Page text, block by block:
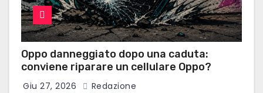
Oppo danneggiato dopo una caduta:
conviene riparare un cellulare Oppo?
Giu 27, 2026 Redazione